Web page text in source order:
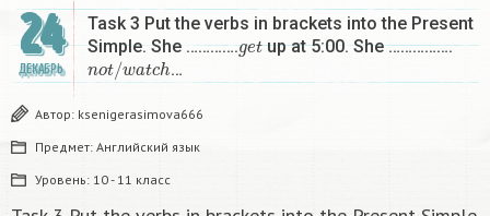
24
ДЕКАБРЬ
Task 3 Put the verbs in brackets into the Present
Simple. She ………….g etup at 5:00. She …………….
not/w at ch…
Автор: ksenigerasimova666
Предмет: Английский язык
Уровень: 10 - 11 класс